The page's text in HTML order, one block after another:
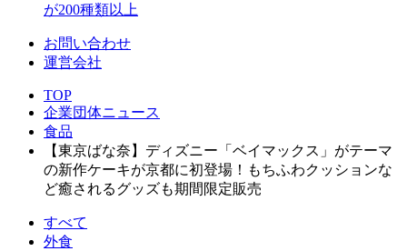
が200種類以上
お問い合わせ
運営会社
TOP
企業団体ニュース
食品
【東京ばな奈】ディズニー「ベイマックス」がテーマ
の新作ケーキが京都に初登場！もちふわクッションな
ど癒されるグッズも期間限定販売
すべて
外食